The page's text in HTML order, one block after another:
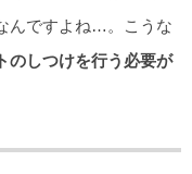
んですよね…。こうな
のしつけを行う必要が